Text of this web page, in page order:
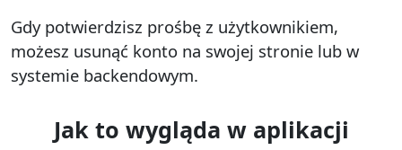
Gdy potwierdzisz prośbę z użytkownikiem,
możesz usunąć konto na swojej stronie lub w
systemie backendowym.
Jak to wygląda w aplikacji